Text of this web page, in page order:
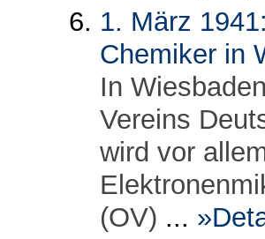
1. März
Chemiker in
In
Vereins
wird vor
(OV) ...